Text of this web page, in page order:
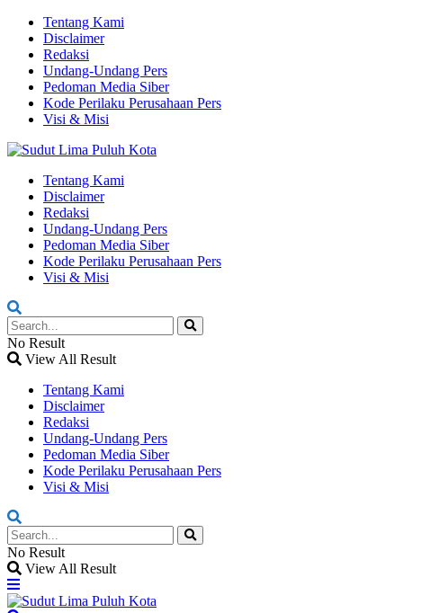
Tentang Kami
Disclaimer
Redaksi
Undang-Undang Pers
Pedoman Media Siber
Kode Perilaku Perusahaan Pers
Visi & Misi
Tentang Kami
Disclaimer
Redaksi
Undang-Undang Pers
Pedoman Media Siber
Kode Perilaku Perusahaan Pers
Visi & Misi
No Result
View All Result
Tentang Kami
Disclaimer
Redaksi
Undang-Undang Pers
Pedoman Media Siber
Kode Perilaku Perusahaan Pers
Visi & Misi
No Result
View All Result